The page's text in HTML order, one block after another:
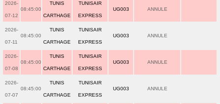
2026-
07-12
08:45:00
TUNIS
CARTHAGE
TUNISAIR
EXPRESS
UG003 ANNULE
2026-
07-11
08:45:00
TUNIS
CARTHAGE
TUNISAIR
EXPRESS
UG003 ANNULE
2026-
07-08
08:45:00
TUNIS
CARTHAGE
TUNISAIR
EXPRESS
UG003 ANNULE
2026-
07-07
08:45:00
TUNIS
CARTHAGE
TUNISAIR
EXPRESS
UG003 ANNULE